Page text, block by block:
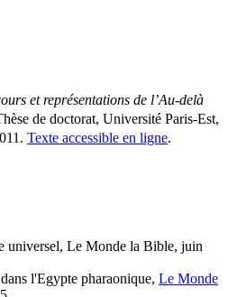
et représentations de l’Au-delà
de doctorat, Université Paris-Est,
Texte accessible en ligne.
universel, Le Monde la Bible, juin
l'Egypte pharaonique, Le Monde